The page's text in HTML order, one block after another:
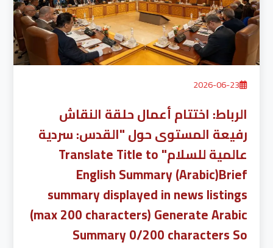
2026-06-23
الرباط: اختتام أعمال حلقة النقاش
رفيعة المستوى حول "القدس: سردية
عالمية للسلام" Translate Title to
English Summary (Arabic)Brief
summary displayed in news listings
(max 200 characters) Generate Arabic
Summary 0/200 characters So